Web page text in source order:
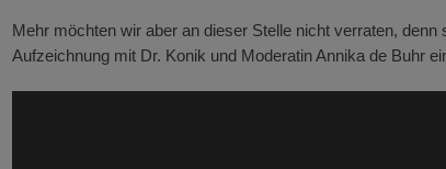
Mehr möchten wir aber an dieser Stelle nicht verraten,
Aufzeichnung mit Dr. Konik und Moderatin Annika de Buhr